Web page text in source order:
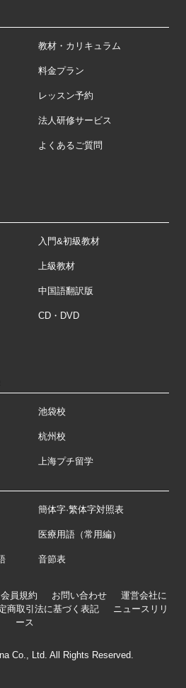
教材・カリキュラム
料金プラン
レッスン予約
法人研修サービス
よくあるご質問
入門&初級教材
上級教材
中国語翻訳版
CD・DVD
池袋校
杭州校
上海プチ留学
簡体字·繁体字対照表
医療用語（常用編）
音節表
会員規約 お問い合わせ
運営会社に
商取引法に基づく表記
ニュースリリ
ース
Co., Ltd. All Rights Reserved.